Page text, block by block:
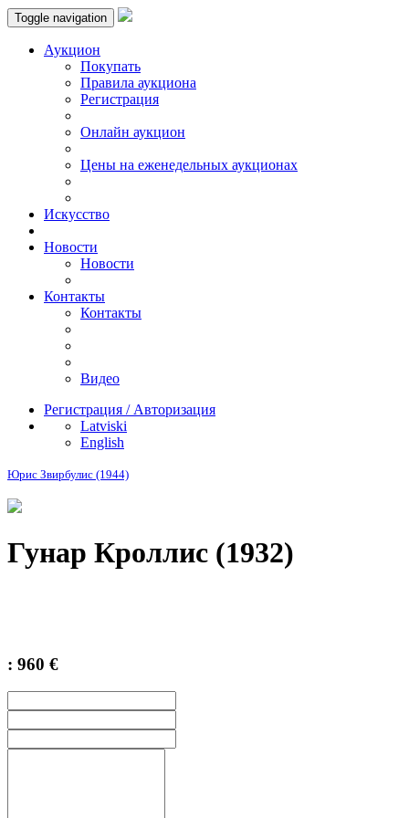
Toggle navigation
Аукцион
Пoкупать
Правила аукциона
Регистрация
Онлайн аукцион
Цены на еженедельных аукционах
Искусствo
Новости
Новости
Контакты
Контакты
Видео
Регистрация / Авторизация
Latviski
English
Юрис Звирбулис (1944)
Гунар Кроллис (1932)
: 960 €